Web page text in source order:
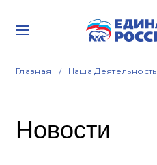
Главная Наша Деятельность
Новости